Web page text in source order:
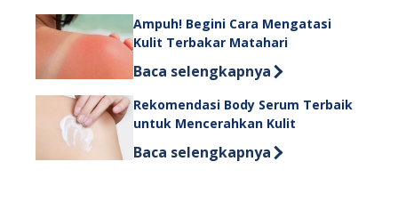
Ampuh! Begini Cara Mengatasi
Kulit Terbakar Matahari
Discover more about Ampuh!
Baca selengkapnya
Rekomendasi Body Serum Terbaik
untuk Mencerahkan Kulit
Discover more about Rekomendasi
Baca selengkapnya